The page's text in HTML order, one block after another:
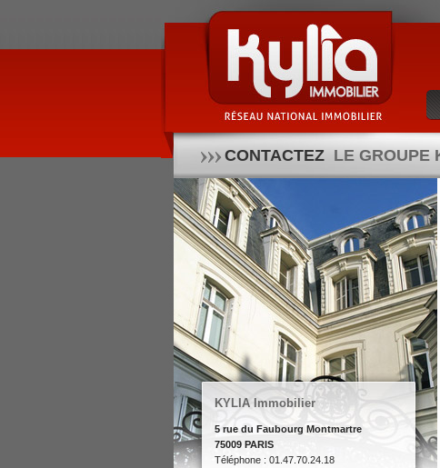
CONTACTEZ LE GROUPE
KYLIA Immobilier
5 rue du Faubourg Montmartre
75009 PARIS
Téléphone : 01.47.70.24.18